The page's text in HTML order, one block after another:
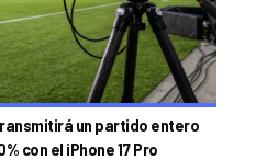
un partido entero
con el iPhone 17 Pro